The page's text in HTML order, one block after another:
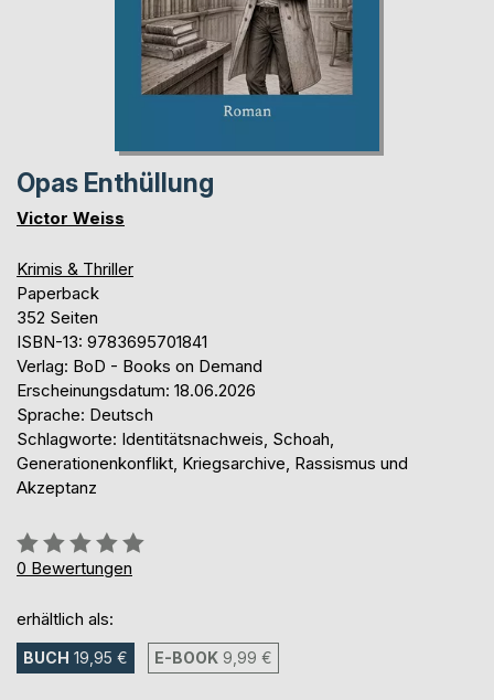
Opas Enthüllung
Victor Weiss
Krimis & Thriller
Paperback
352 Seiten
ISBN-13: 9783695701841
Verlag: BoD - Books on Demand
Erscheinungsdatum: 18.06.2026
Sprache: Deutsch
Schlagworte: Identitätsnachweis, Schoah,
Generationenkonflikt, Kriegsarchive, Rassismus und
Akzeptanz
Bewertung::
0%
0 Bewertungen
erhältlich als:
BUCH 19,95 € E-BOOK 9,99 €